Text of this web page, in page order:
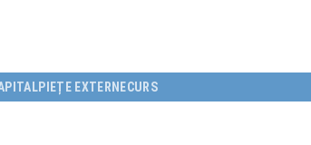
PIEȚE EXTERNECURS